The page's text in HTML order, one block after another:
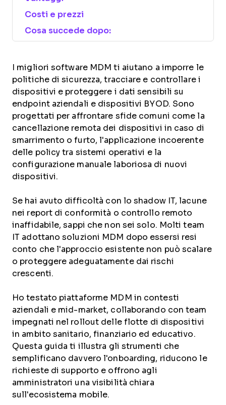
Costi e prezzi
Cosa succede dopo:
I migliori software MDM ti aiutano a imporre le
politiche di sicurezza, tracciare e controllare i
dispositivi e proteggere i dati sensibili su
endpoint aziendali e dispositivi BYOD. Sono
progettati per affrontare sfide comuni come la
cancellazione remota dei dispositivi in caso di
smarrimento o furto, l'applicazione incoerente
delle policy tra sistemi operativi e la
configurazione manuale laboriosa di nuovi
dispositivi.
Se hai avuto difficoltà con lo shadow IT, lacune
nei report di conformità o controllo remoto
inaffidabile, sappi che non sei solo. Molti team
IT adottano soluzioni MDM dopo essersi resi
conto che l'approccio esistente non può scalare
o proteggere adeguatamente dai rischi
crescenti.
Ho testato piattaforme MDM in contesti
aziendali e mid-market, collaborando con team
impegnati nel rollout delle flotte di dispositivi
in ambito sanitario, finanziario ed educativo.
Questa guida ti illustra gli strumenti che
semplificano davvero l'onboarding, riducono le
richieste di supporto e offrono agli
amministratori una visibilità chiara
sull'ecosistema mobile.